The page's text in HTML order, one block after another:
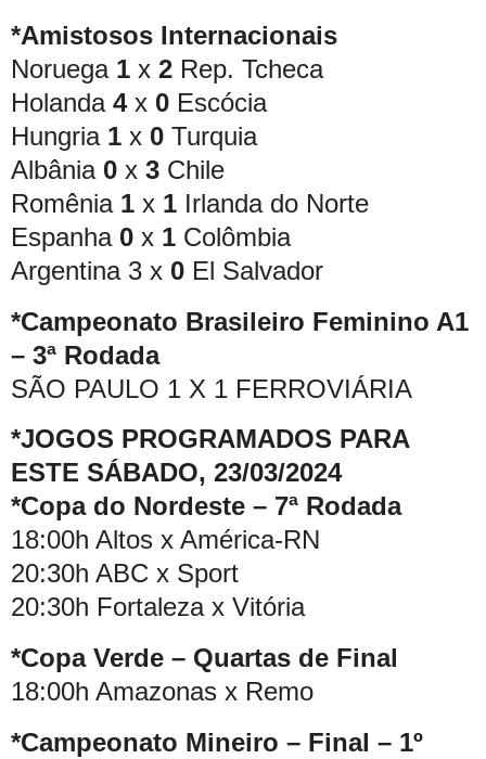
*Amistosos Internacionais
Noruega 1 x 2 Rep. Tcheca
Holanda 4x 0 Escócia
Hungria 1 x 0 Turquia
Albânia 0 x 3 Chile
Romênia 1 x 1 Irlanda do Norte
Espanha 0 x 1 Colômbia
Argentina 3 x 0 El Salvador
*Campeonato Brasileiro Feminino A1
– 3ª Rodada
SÃO PAULO 1 X 1 FERROVIÁRIA
*JOGOS PROGRAMADOS PARA
ESTE SÁBADO, 23/03/2024
*Copa do Nordeste – 7ª Rodada
18:00h Altos x América-RN
20:30h ABC x Sport
20:30h Fortaleza x Vitória
*Copa Verde – Quartas de Final
18:00h Amazonas x Remo
*Campeonato Mineiro – Final – 1º